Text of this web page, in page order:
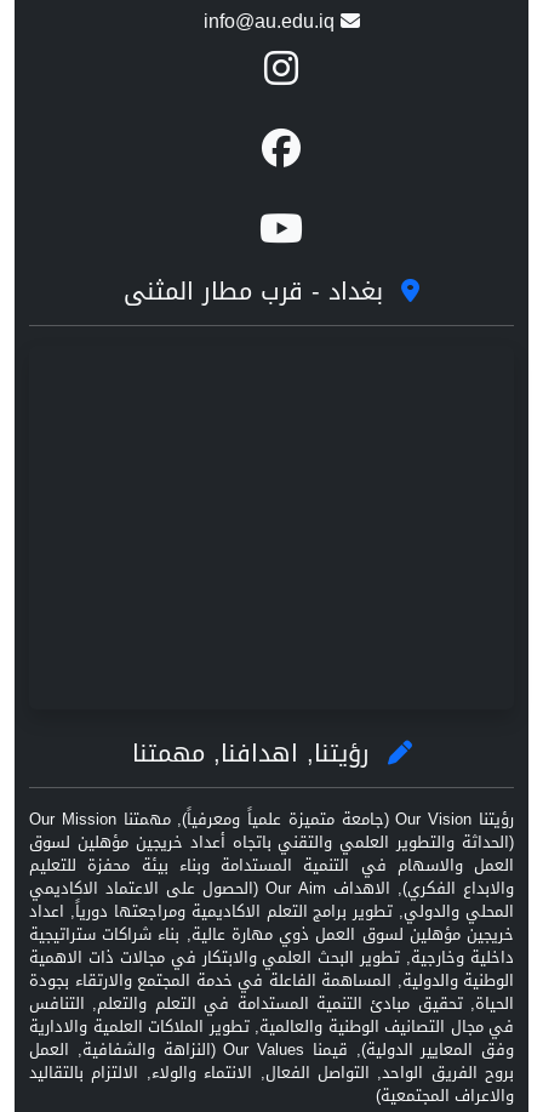
info@au.edu.iq
بغداد - قرب مطار المثنى
رؤيتنا, اهدافنا, مهمتنا
رؤيتنا Our Vision (جامعة متميزة علمياً ومعرفياً), مهمتنا Our Mission
(الحداثة والتطوير العلمي والتقني باتجاه أعداد خريجين مؤهلين لسوق
العمل والاسهام في التنمية المستدامة وبناء بيئة محفزة للتعليم
والابداع الفكري), الاهداف Our Aim (الحصول على الاعتماد الاكاديمي
المحلي والدولي, تطوير برامج التعلم الاكاديمية ومراجعتها دورياً, اعداد
خريجين مؤهلين لسوق العمل ذوي مهارة عالية, بناء شراكات ستراتيجية
داخلية وخارجية, تطوير البحث العلمي والابتكار في مجالات ذات الاهمية
الوطنية والدولية, المساهمة الفاعلة في خدمة المجتمع والارتقاء بجودة
الحياة, تحقيق مبادئ التنمية المستدامة في التعلم والتعلم, التنافس
في مجال التصانيف الوطنية والعالمية, تطوير الملاكات العلمية والادارية
وفق المعايير الدولية), قيمنا Our Values (النزاهة والشفافية, العمل
بروح الفريق الواحد, التواصل الفعال, الانتماء والولاء, الالتزام بالتقاليد
والاعراف المجتمعية)